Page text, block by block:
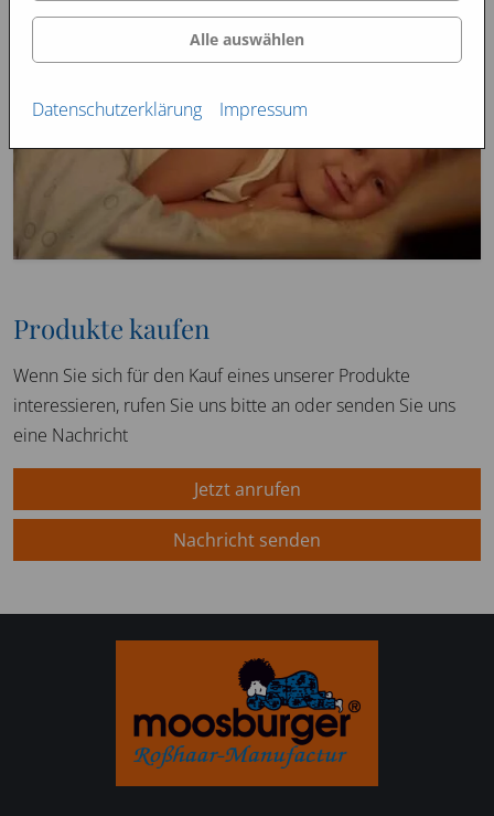
Produkte kaufen
Wenn Sie sich für den Kauf eines unserer Produkte
interessieren, rufen Sie uns bitte an oder senden Sie uns
eine Nachricht
Jetzt anrufen
Nachricht senden
Alle auswählen
Datenschutzerklärung Impressum